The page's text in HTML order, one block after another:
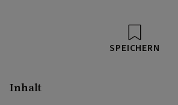
SPEICHERN
Inhalt